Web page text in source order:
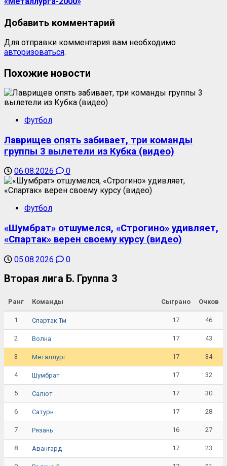
Добавить комментарий
Для отправки комментария вам необходимо
авторизоваться.
Похожие новости
Футбол
Лаврищев опять забивает, три команды
группы 3 вылетели из Кубка (видео)
06.08.2026 0
Футбол
«Шумбрат» отшумелся, «Строгино» удивляет,
«Спартак» верен своему курсу (видео)
05.08.2026 0
Вторая лига Б. Группа 3
Ранг Команды Сыграно Очков
1 Спартак Тм 17 46
2 Волна 17 43
3 Металлург 17 34
4 Шумбрат 17 32
5 Салют 17 30
6 Сатурн 17 28
7 Рязань 16 27
8 Авангард 17 23